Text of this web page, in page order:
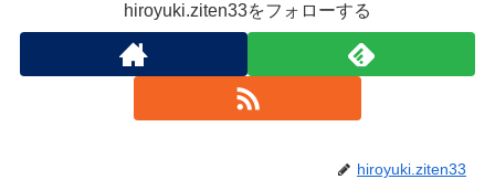
hiroyuki.ziten33をフォローする
hiroyuki.ziten33